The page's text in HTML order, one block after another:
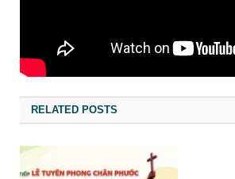
RELATED POSTS